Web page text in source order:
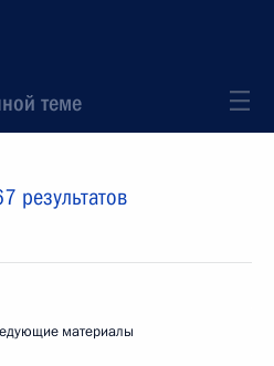
теме
результатов
материалы